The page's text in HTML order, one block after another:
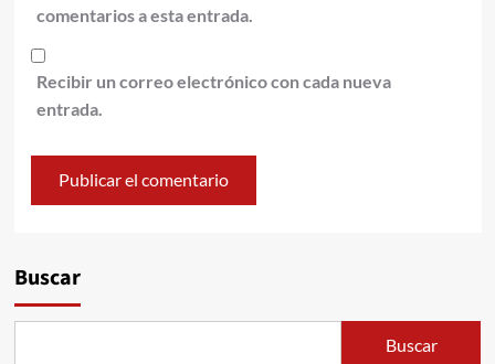
comentarios a esta entrada.
Recibir un correo electrónico con cada nueva
entrada.
Buscar
Buscar